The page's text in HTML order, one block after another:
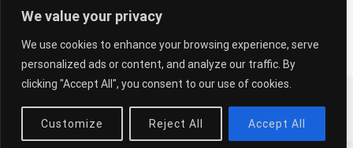
We value your privacy
We use cookies to enhance your browsing experience, serve
personalized ads or content, and analyze our traffic. By
clicking "Accept All", you consent to our use of cookies.
Customize Reject All Accept All